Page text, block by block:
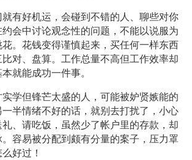
就有好机运，会碰到不错的人、聊些对你
会中讨论观念性的问题，不能以说服为
。花钱变得谨慎起来，买任何一样东西
对、盘算。工作总量不高但工作效率却
就能成功一件事。
实学但锋芒太盛的人，可能被妒贤嫉能的
半情绪不好的话，就别去打扰了，小心
、请吃饭，虽然少了帐户里的存款，却
容易被分配到颇有分量的案子，压力罩
好过！